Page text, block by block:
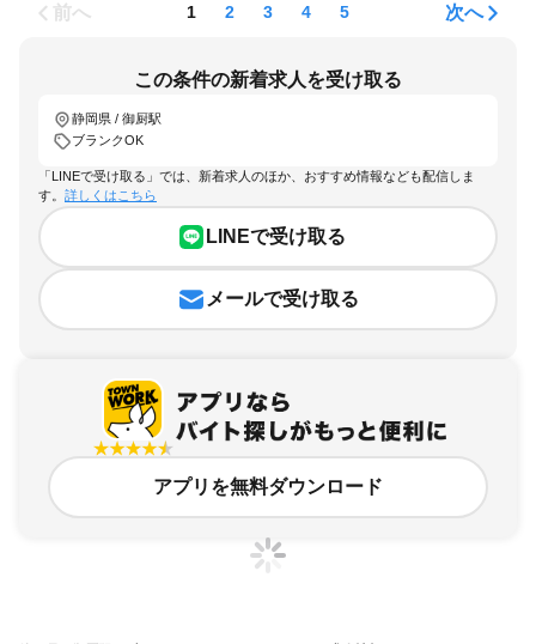
前へ 1 2 3 4 5 次へ
この条件の新着求人を受け取る
静岡県 / 御厨駅
ブランクOK
「LINEで受け取る」では、新着求人のほか、おすすめ情報なども配信しま
す。 詳しくはこちら
LINEで受け取る
メールで受け取る
アプリを無料ダウンロード